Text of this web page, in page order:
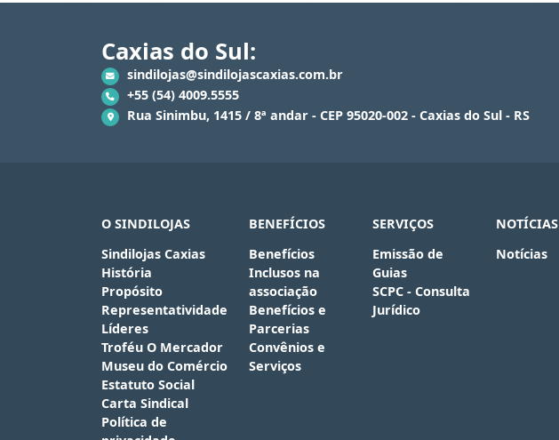
Caxias do Sul:
sindilojas@sindilojascaxias.com.br
+55 (54) 4009.5555
Rua Sinimbu, 1415 / 8ª andar - CEP 95020-002 - Caxias do Sul - RS
O SINDILOJAS
Sindilojas Caxias
História
Propósito
Representatividade
Líderes
Troféu O Mercador
Museu do Comércio
Estatuto Social
Carta Sindical
Política de
BENEFÍCIOS
Benefícios
Inclusos na
associação
Benefícios e
Parcerias
Convênios e
Serviços
SERVIÇOS
Emissão de
Guias
SCPC - Consulta
Jurídico
NOTÍCIAS
Notícias